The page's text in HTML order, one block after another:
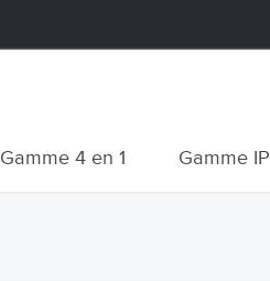
Gamme 4 en 1 Gamme IP